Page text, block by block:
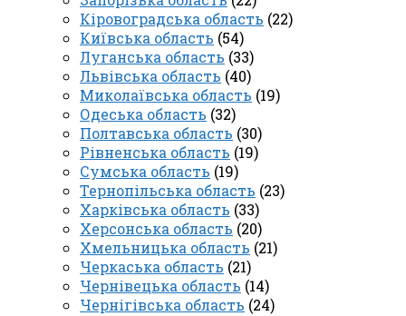
Кіровоградська область (22)
Київська область (54)
Луганська область (33)
Львівська область (40)
Миколаївська область (19)
Одеська область (32)
Полтавська область (30)
Рівненська область (19)
Сумська область (19)
Тернопільська область (23)
Харківська область (33)
Херсонська область (20)
Хмельницька область (21)
Черкаська область (21)
Чернівецька область (14)
Чернігівська область (24)